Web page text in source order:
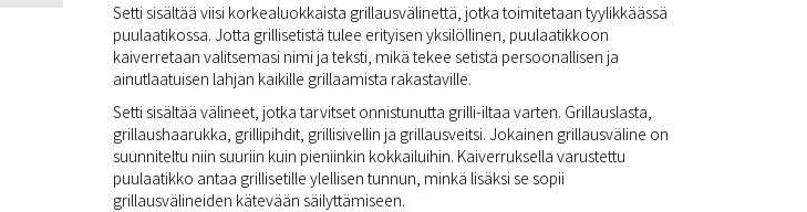
Setti sisältää viisi korkealuokkaista grillausvälinettä, jotka toimitetaan tyylikkäässä
puulaatikossa. Jotta grillisetistä tulee erityisen yksilöllinen, puulaatikkoon
kaiverretaan valitsemasi nimi ja teksti, mikä tekee setistä persoonallisen ja
ainutlaatuisen lahjan kaikille grillaamista rakastaville.
Setti sisältää välineet, jotka tarvitset onnistunutta grilli-iltaa varten. Grillauslasta,
grillaushaarukka, grillipihdit, grillisivellin ja grillausveitsi. Jokainen grillausväline on
suunniteltu niin suuriin kuin pieniinkin kokkailuihin. Kaiverruksella varustettu
puulaatikko antaa grillisetille ylellisen tunnun, minkä lisäksi se sopii
grillausvälineiden kätevään säilyttämiseen.